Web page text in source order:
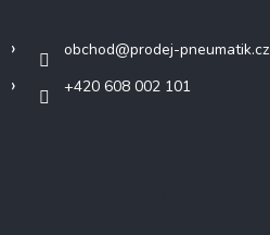
obchod@prodej-pneumatik.cz
+420 608 002 101